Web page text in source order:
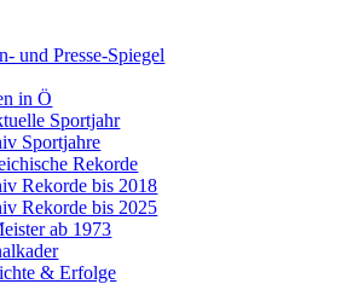
und Presse-Spiegel
in Ö
Sportjahr
Sportjahre
Rekorde
Rekorde bis 2018
Rekorde bis 2025
ab 1973
& Erfolge